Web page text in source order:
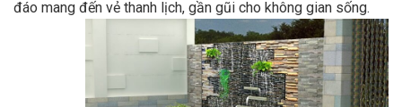
đáo mang đến vẻ thanh lịch, gần gũi cho không gian sống.